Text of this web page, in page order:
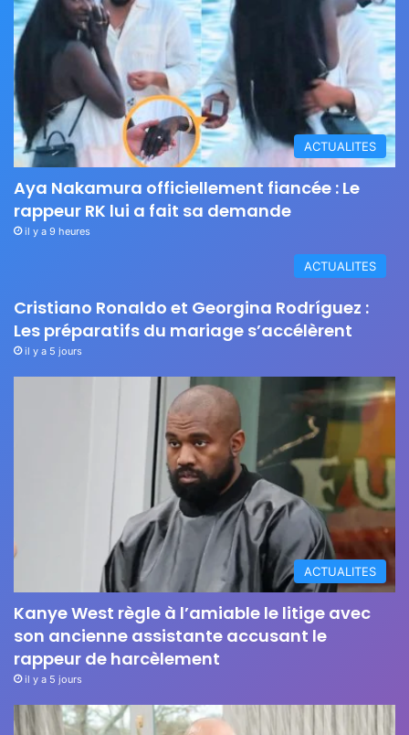
ACTUALITES
Aya Nakamura officiellement fiancée : Le
rappeur RK lui a fait sa demande
il y a 9 heures
ACTUALITES
Cristiano Ronaldo et Georgina Rodríguez :
Les préparatifs du mariage s’accélèrent
il y a 5 jours
ACTUALITES
Kanye West règle à l’amiable le litige avec
son ancienne assistante accusant le
rappeur de harcèlement
il y a 5 jours